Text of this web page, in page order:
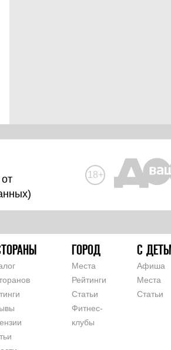
)
18+
ГОРОД
Места
Рейтинги
Статьи
Фитнес-
клубы
С
Афиша
Места
Статьи